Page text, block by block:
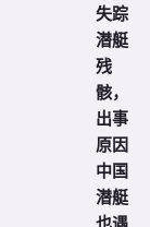
失踪
潜艇
残
骸，
出事
原因
中国
潜艇